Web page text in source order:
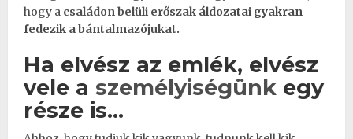
hogy a családon belüli erőszak áldozatai gyakran
fedezik abántalmazójukat.
Ha elvész az emlék, elvész
vele a személyiségünk egy
része is…